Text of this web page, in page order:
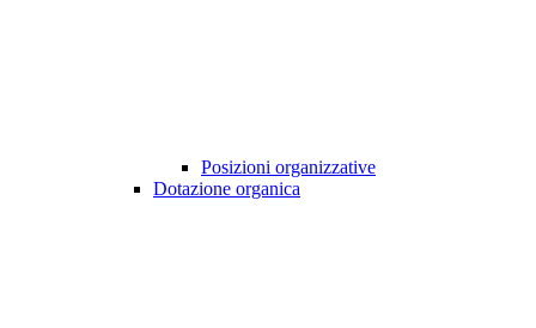
Posizioni organizzative
Dotazione organica